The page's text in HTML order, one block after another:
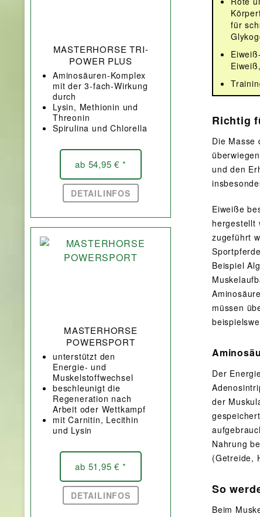
MASTERHORSE TRI-
POWER PLUS
Aminosäuren-Komplex
mit der 3-fach-Wirkung
durch
Lysin, Methionin und
Threonin
Spirulina und Chlorella
ab 54,95 € *
DETAILINFOS
MASTERHORSE
POWERSPORT
unterstützt den
Energie- und
Muskelstoffwechsel
beschleunigt die
Regeneration nach
Arbeit oder Wettkampf
mit Carnitin, Lecithin
und Lysin
ab 51,95 € *
DETAILINFOS
für
Richtig
Die Masse
und den
Eiweiße
hergestellt
zugeführt
Beispiel
müssen
Der
der
Nahrung
(Getreide,
So
Beim